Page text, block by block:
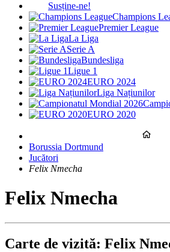
Susține-ne!
Champions
Premier League
La Liga
Serie A
Bundesliga
Ligue 1
EURO 2024
Liga Națiunilor
EURO 2020
Borussia Dortmund
Jucători
Felix Nmecha
Felix Nmecha
Carte de vizită: Felix